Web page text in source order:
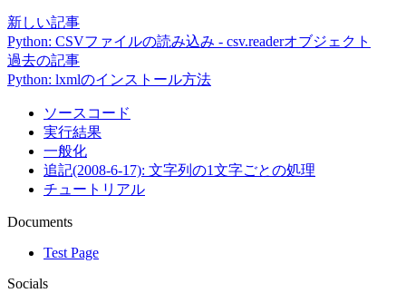
新しい記事
Python: CSVファイルの読み込み - csv.readerオブジェクト
過去の記事
Python: lxmlのインストール方法
ソースコード
実行結果
一般化
追記(2008-6-17): 文字列の1文字ごとの処理
チュートリアル
Documents
Test Page
Socials